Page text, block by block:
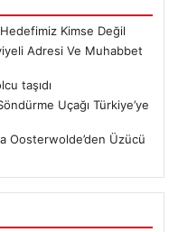
Kimse Değil
Adresi Ve Muhabbet
taşıdı
Uçağı Türkiye’ye
Oosterwolde’den Üzücü